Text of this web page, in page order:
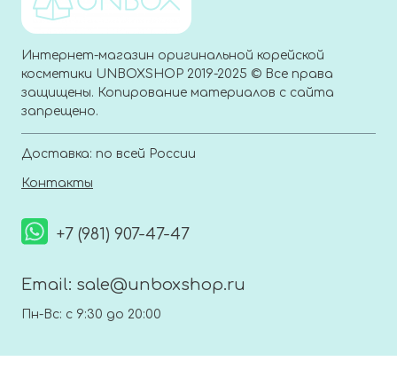
Интернет-магазин оригинальной корейской
косметики UNBOXSHOP 2019-2025 © Все права
защищены. Копирование материалов с сайта
запрещено.
Доставка: по всей России
Контакты
+7 (981) 907-47-47
Email: sale@unboxshop.ru
Пн-Вс: с 9:30 до 20:00